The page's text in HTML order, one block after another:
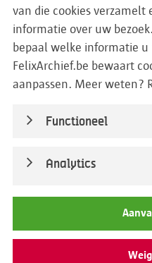
Begindatum
Einddatum
DatumDetail
Straatnaam
van die cookies verzamelt
informatie over uw
bepaal welke informatie
FelixArchief.be bewaart
aanpassen. Meer weten?
Functioneel
Analytics